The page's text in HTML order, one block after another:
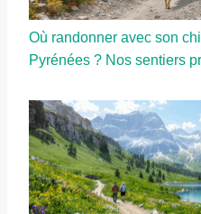
Où randonner avec son
Pyrénées ? Nos sentiers